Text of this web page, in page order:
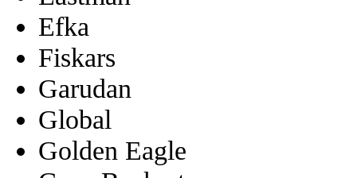
Efka
Fiskars
Garudan
Global
Golden Eagle